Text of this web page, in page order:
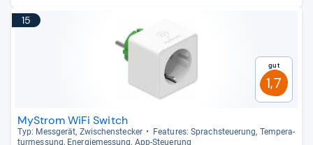
15
Gut
1,7
MyStrom WiFi Switch
Typ: Mess­ge­rät, Zwi­schen­ste­cker
Fea­tu­res: Sprach­steue­rung, Tem­pe­ra­
tur­mes­sung, Ener­gie­mes­sung, App-​Steue­rung